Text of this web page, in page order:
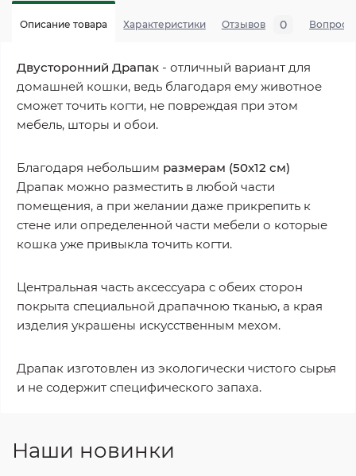
Описание товара Характеристики Отзывов 0 Вопросы
Двусторонний Драпак - отличный вариант для
домашней кошки, ведь благодаря ему животное
сможет точить когти, не повреждая при этом
мебель, шторы и обои.
Благодаря небольшим размерам (50х12 см)
Драпак можно разместить в любой части
помещения, а при желании даже прикрепить к
стене или определенной части мебели о которые
кошка уже привыкла точить когти.
Центральная часть аксессуара с обеих сторон
покрыта специальной драпачною тканью, а края
изделия украшены искусственным мехом.
Драпак изготовлен из экологически чистого сырья
и не содержит специфического запаха.
Наши новинки